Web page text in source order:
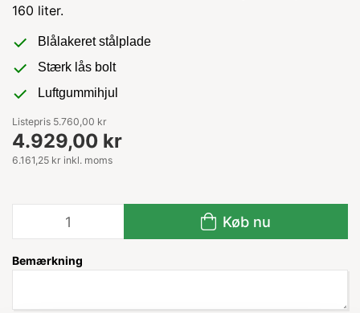
160 liter.
Blålakeret stålplade
Stærk lås bolt
Luftgummihjul
Listepris 5.760,00 kr
4.929,00 kr
6.161,25 kr inkl. moms
Køb nu
Bemærkning